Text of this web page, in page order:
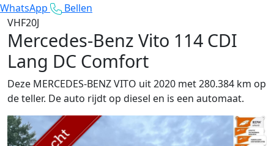
WhatsApp
Bellen
VHF20J
Mercedes-Benz Vito 114 CDI
Lang DC Comfort
Deze MERCEDES-BENZ VITO uit 2020 met 280.384 km op
de teller. De auto rijdt op diesel en is een automaat.